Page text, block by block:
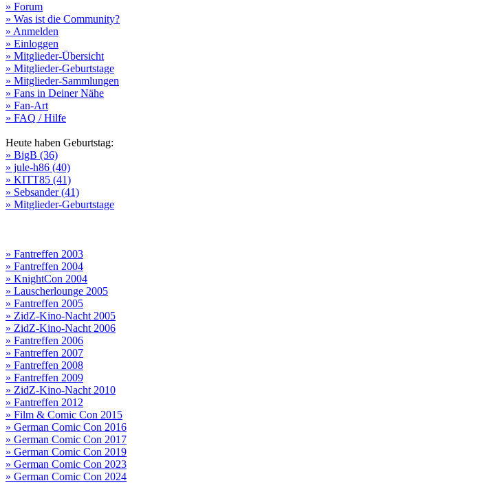
» Forum
» Was ist die Community?
» Anmelden
» Einloggen
» Mitglieder-Übersicht
» Mitglieder-Geburtstage
» Mitglieder-Sammlungen
» Fans in Deiner Nähe
» Fan-Art
» FAQ / Hilfe
Heute haben Geburtstag:
» BigB (36)
» jule-h86 (40)
» KITT85 (41)
» Sebsander (41)
» Mitglieder-Geburtstage
» Fantreffen 2003
» Fantreffen 2004
» KnightCon 2004
» Lauscherlounge 2005
» Fantreffen 2005
» ZidZ-Kino-Nacht 2005
» ZidZ-Kino-Nacht 2006
» Fantreffen 2006
» Fantreffen 2007
» Fantreffen 2008
» Fantreffen 2009
» ZidZ-Kino-Nacht 2010
» Fantreffen 2012
» Film & Comic Con 2015
» German Comic Con 2016
» German Comic Con 2017
» German Comic Con 2019
» German Comic Con 2023
» German Comic Con 2024